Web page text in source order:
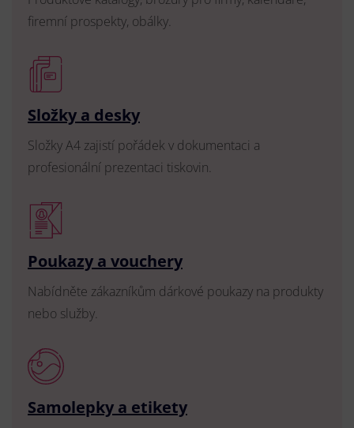
firemní prospekty, obálky.
Složky a desky
Složky A4 zajistí pořádek v dokumentaci a
profesionální prezentaci tiskovin.
Poukazy a vouchery
Nabídněte zákazníkům dárkové poukazy na produkty
nebo služby.
Samolepky a etikety